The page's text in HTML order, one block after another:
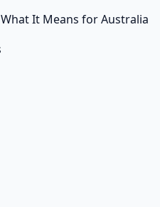
It Means for Australia